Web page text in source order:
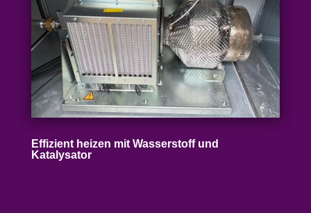
Effizient heizen mit Wasser­stoff und
Katalysator